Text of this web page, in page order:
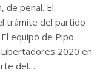
de penal. El
trámite del partido
equipo de Pipo
2020 en
del…